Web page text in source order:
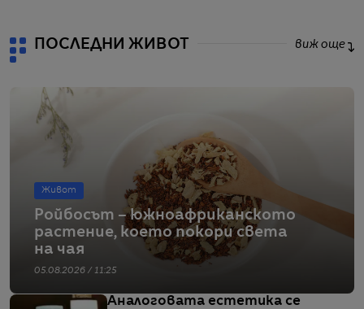
ПОСЛЕДНИ ЖИВОТ виж още
Живот
Ройбосът – южноафриканското
растение, което покори света
на чая
05.08.2026 / 11:25
Аналоговата естетика се